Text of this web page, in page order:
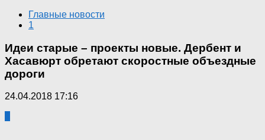
Главные новости
1
Идеи старые – проекты новые. Дербент и
Хасавюрт обретают скоростные объездные
дороги
24.04.2018 17:16